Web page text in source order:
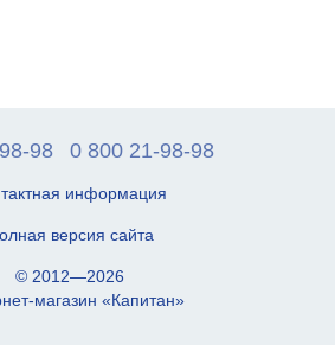
98 0 800 21-98-98
информация
версия сайта
© 2012—2026
магазин «Капитан»